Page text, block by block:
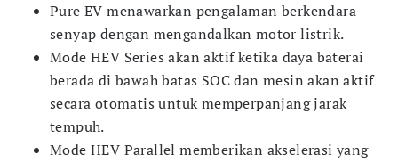
Pure EV menawarkan pengalaman berkendara
senyap dengan mengandalkan motor listrik.
Mode HEV Series akan aktif ketika daya baterai
berada di bawah batas SOC dan mesin akan aktif
secara otomatis untuk memperpanjang jarak
tempuh.
Mode HEV Parallel memberikan akselerasi yang